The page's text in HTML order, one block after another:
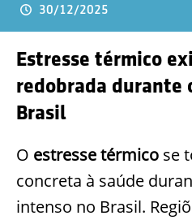
30/12/2025
Estresse térmico
redobrada durante
Brasil
O estresse térmico se
concreta à saúde
intenso no Brasil.